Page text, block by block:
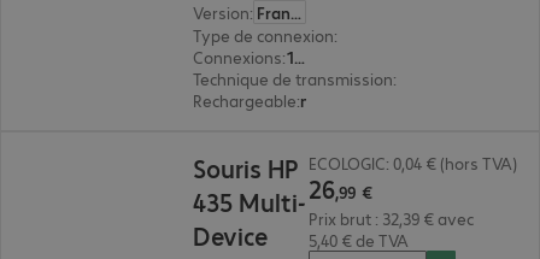
Version:
Français
Type de connexion:
Connexions: 1 x USB type A
Technique de transmission:
Rechargeable:
Souris HP
435 Multi-
Device
ECOLOGIC: 0,04 € (hors TVA)
26,99 €
Prix brut : 32,39 € avec
5,40 € de TVA